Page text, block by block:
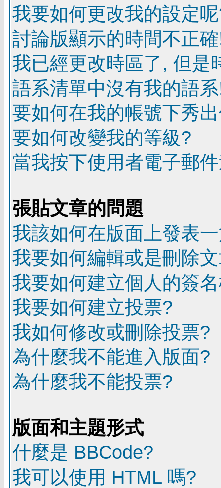
我要如何更改我的設定
討論版顯示的時間不正
我已經更改時區了, 但是
語系清單中沒有我的語
要如何在我的帳號下秀
要如何改變我的等級?
當我按下使用者電子郵
張貼文章的問題
我該如何在版面上發表
我要如何編輯或是刪除
我要如何建立個人的簽
我要如何建立投票?
我如何修改或刪除投票?
為什麼我不能進入版面?
為什麼我不能投票?
版面和主題形式
什麼是 BBCode?
我可以使用 HTML 嗎?